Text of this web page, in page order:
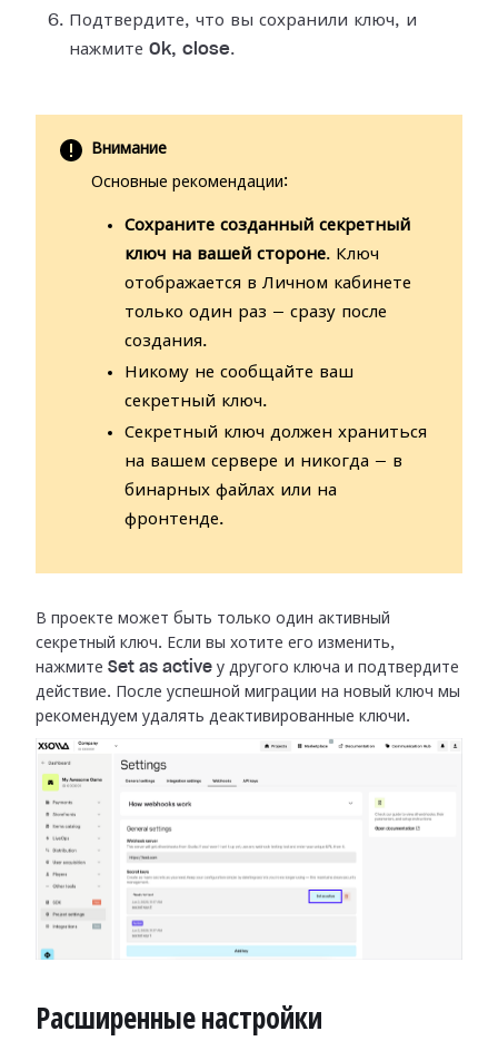
Подтвердите, что вы сохранили ключ, и
нажмите Ok, close.
Внимание
Основные рекомендации:
Сохраните созданный секретный
ключ на вашей стороне. Ключ
отображается в Личном кабинете
только один раз — сразу после
создания.
Никому не сообщайте ваш
секретный ключ.
Секретный ключ должен храниться
на вашем сервере и никогда — в
бинарных файлах или на
фронтенде.
В проекте может быть только один активный
секретный ключ. Если вы хотите его изменить,
нажмите Set as active у другого ключа и подтвердите
действие.
После успешной миграции на новый ключ мы
рекомендуем удалять деактивированные ключи.
Расширенные настройки